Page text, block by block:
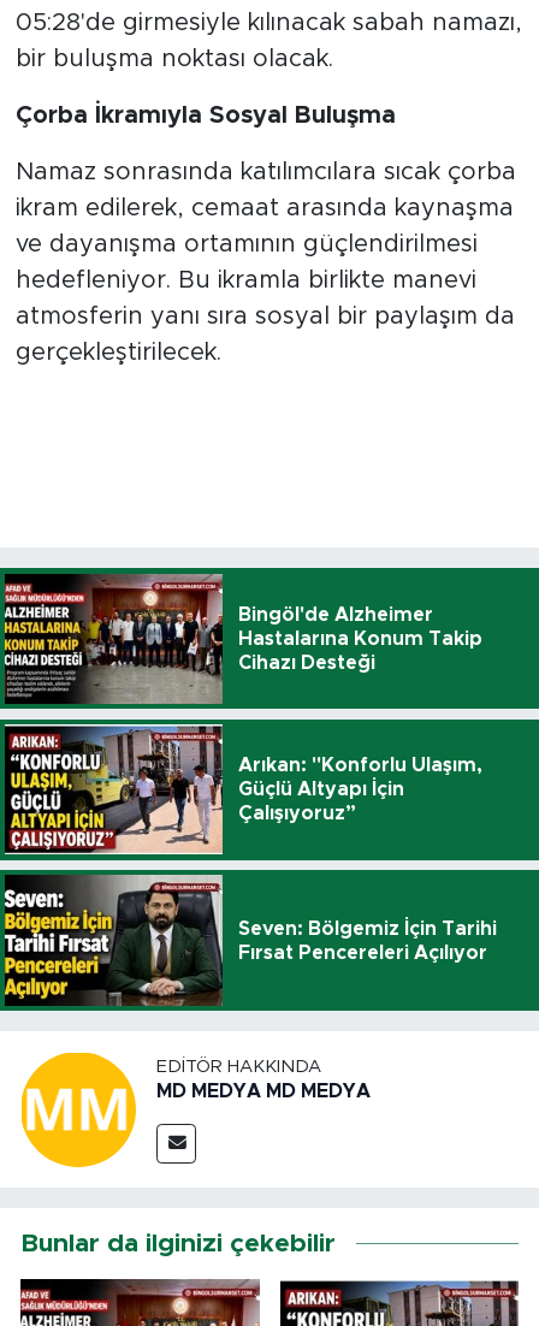
05:28'de girmesiyle kılınacak sabah namazı,
bir buluşma noktası olacak.
Çorba İkramıyla Sosyal Buluşma
Namaz sonrasında katılımcılara sıcak çorba
ikram edilerek, cemaat arasında kaynaşma
ve dayanışma ortamının güçlendirilmesi
hedefleniyor. Bu ikramla birlikte manevi
atmosferin yanı sıra sosyal bir paylaşım da
gerçekleştirilecek.
Bingöl'de Alzheimer
Hastalarına Konum Takip
Cihazı Desteği
Arıkan: "Konforlu Ulaşım,
Güçlü Altyapı İçin
Çalışıyoruz”
Seven: Bölgemiz İçin Tarihi
Fırsat Pencereleri Açılıyor
EDITÖR HAKKINDA
MD MEDYA MD MEDYA
Bunlar da ilginizi çekebilir